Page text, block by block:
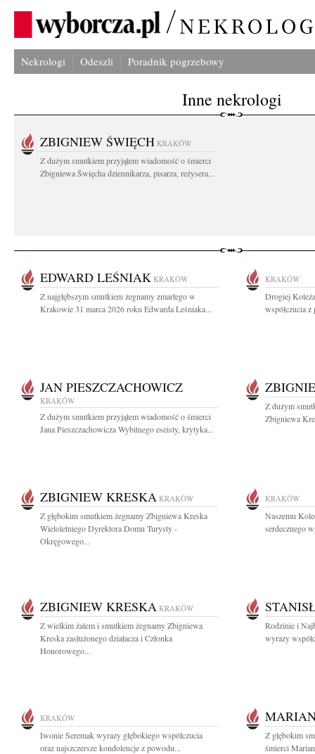
Nekrologi Odeszli Poradnik pogrzebowy
Inne nekrologi
ZBIGNIEW ŚWIĘCH KRAKÓW
Z dużym smutkiem przyjąłem wiadomość o śmierci
Zbigniewa Święcha dziennikarza, pisarza, reżysera...
EDWARD LEŚNIAK KRAKÓW
Z najgłębszym smutkiem żegnamy zmarłego w
Krakowie 31 marca 2026 roku Edwarda Leśniaka...
KRAKÓW
Drogiej
współczucia
JAN PIESZCZACHOWICZ
KRAKÓW
Z dużym smutkiem przyjąłem wiadomość o śmierci
Jana Pieszczachowicza Wybitnego eseisty, krytyka...
Z dużym
Zbigniewa
ZBIGNIEW KRESKA KRAKÓW
Z głębokim smutkiem żegnamy Zbigniewa Kreska
Wieloletniego Dyrektora Domu Turysty -
Okręgowego...
KRAKÓW
Naszemu
serdecznego
ZBIGNIEW KRESKA KRAKÓW
Z wielkim żalem i smutkiem żegnamy Zbigniewa
Kreska zasłużonego działacza i Członka
Honorowego...
Rodzinie i
wyrazy
KRAKÓW
Iwonie Seremak wyrazy głębokiego współczucia
oraz najszczersze kondolencje z powodu...
Z głębokim
śmierci